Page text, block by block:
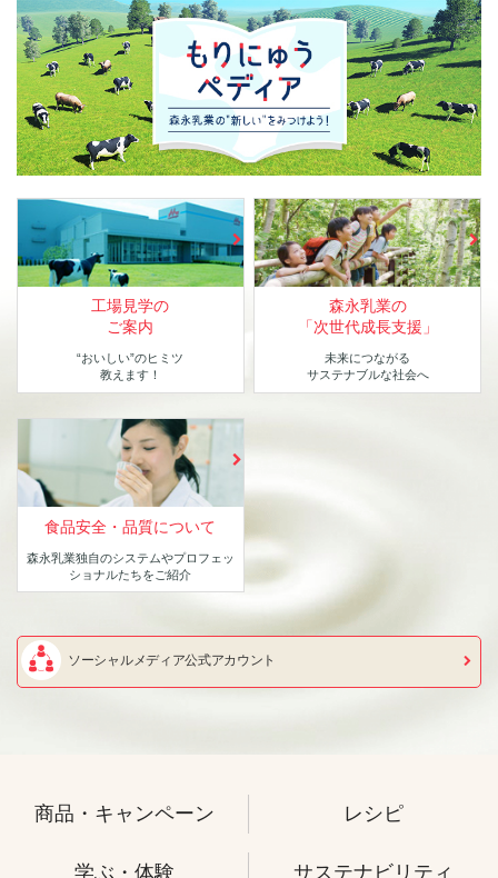
工場見学の
ご案内
“おいしい”のヒミツ
教えます！
森永乳業の
「次世代成長支援」
未来につながる
サステナブルな社会へ
食品安全・品質について
森永乳業独自のシステムやプロフェッ
ショナルたちをご紹介
ソーシャルメディア公式アカウント
商品・キャンペーン レシピ
学ぶ・体験 サステナビリティ